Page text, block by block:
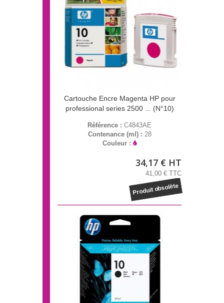
Cartouche Encre Magenta HP pour
professional series 2500 ... (N°10)
Référence : C4843AE
Contenance (ml) : 28
Couleur :
34,17 € HT
41,00 € TTC
Produit obsolète